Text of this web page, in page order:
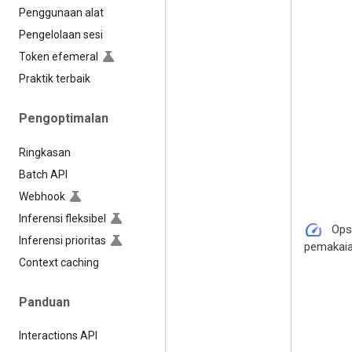
Penggunaan alat
Pengelolaan sesi
Token efemeral
Praktik terbaik
Pengoptimalan
Ringkasan
Batch API
Webhook
Inferensi fleksibel
Inferensi prioritas
Context caching
Panduan
Interactions API
speed